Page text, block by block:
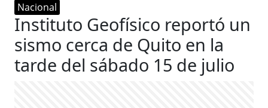
Nacional
Instituto Geofísico reportó un
sismo cerca de Quito en la
tarde del sábado 15 de julio